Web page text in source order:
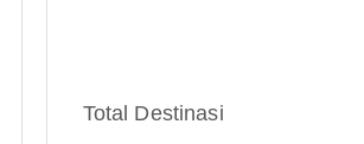
Total Destinasi